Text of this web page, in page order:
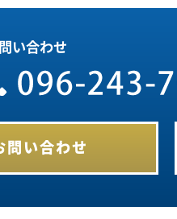
い合わせ
問い合わせ